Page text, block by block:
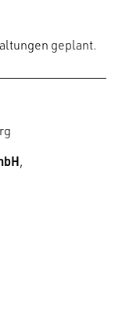
geplant.
,